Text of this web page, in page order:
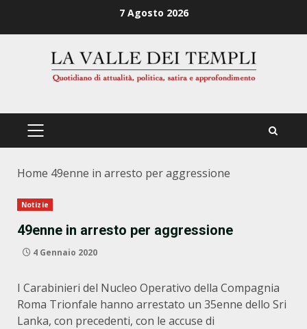
7 Agosto 2026
PRIMÄRES
Home 49enne in arresto per aggressione
Notizie
49enne in arresto per aggressione
4 Gennaio 2020
I Carabinieri del Nucleo Operativo della Compagnia
Roma Trionfale hanno arrestato un 35enne dello Sri
Lanka, con precedenti, con le accuse di